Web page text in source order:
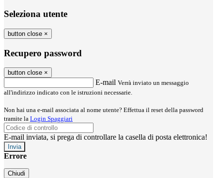
Seleziona utente
button close ×
Recupero password
button close ×
E-mail Verrà inviato un messaggio
all'indirizzo indicato con le istruzioni necessarie.
Non hai una e-mail associata al nome utente? Effettua il reset della password
tramite la Login Spaggiari
E-mail inviata, si prega di controllare la casella di posta elettronica!
Errore
Chiudi